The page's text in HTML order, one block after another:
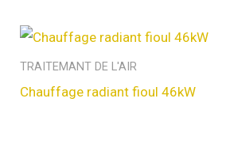
TRAITEMANT DE L'AIR
Chauffage radiant fioul 46kW